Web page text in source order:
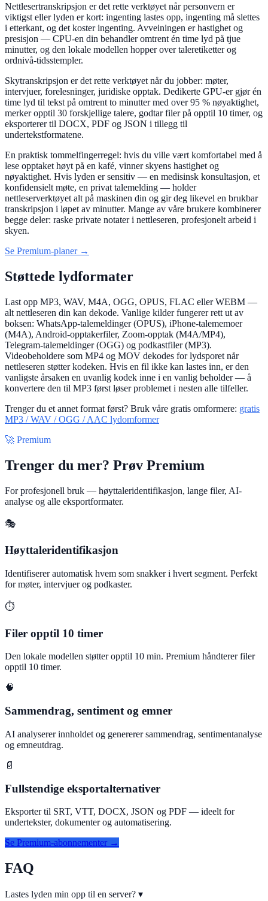
Nettlesertranskripsjon er det rette verktøyet når personvern er
viktigst eller lyden er kort: ingenting lastes opp, ingenting må slettes
i etterkant, og det koster ingenting. Avveiningen er hastighet og
presisjon — CPU-en din behandler omtrent én time lyd på tjue
minutter, og den lokale modellen hopper over taleretiketter og
ordnivå-tidsstempler.
Skytranskripsjon er det rette verktøyet når du jobber: møter,
intervjuer, forelesninger, juridiske opptak. Dedikerte GPU-er gjør én
time lyd til tekst på omtrent to minutter med over 95 % nøyaktighet,
merker opptil 30 forskjellige talere, godtar filer på opptil 10 timer, og
eksporterer til DOCX, PDF og JSON i tillegg til
undertekstformatene.
En praktisk tommelfingerregel: hvis du ville vært komfortabel med å
lese opptaket høyt på en kafé, vinner skyens hastighet og
nøyaktighet. Hvis lyden er sensitiv — en medisinsk konsultasjon, et
konfidensielt møte, en privat talemelding — holder
nettleserverktøyet alt på maskinen din og gir deg likevel en brukbar
transkripsjon i løpet av minutter. Mange av våre brukere kombinerer
begge deler: raske private notater i nettleseren, profesjonelt arbeid i
skyen.
Se Premium-planer →
Støttede lydformater
Last opp MP3, WAV, M4A, OGG, OPUS, FLAC eller WEBM —
alt nettleseren din kan dekode. Vanlige kilder fungerer rett ut av
boksen: WhatsApp-talemeldinger (OPUS), iPhone-talememoer
(M4A), Android-opptakerfiler, Zoom-opptak (M4A/MP4),
Telegram-talemeldinger (OGG) og podkastfiler (MP3).
Videobeholdere som MP4 og MOV dekodes for lydsporet når
nettleseren støtter kodeken. Hvis en fil ikke kan lastes inn, er den
vanligste årsaken en uvanlig kodek inne i en vanlig beholder — å
konvertere den til MP3 først løser problemet i nesten alle tilfeller.
Trenger du et annet format først? Bruk våre gratis omformere: gratis
MP3 / WAV / OGG / AAC lydomformer
🚀 Premium
Trenger du mer? Prøv Premium
For profesjonell bruk — høyttaleridentifikasjon, lange filer, AI-
analyse og alle eksportformater.
🎭
Høyttaleridentifikasjon
Identifiserer automatisk hvem som snakker i hvert segment. Perfekt
for møter, intervjuer og podkaster.
⏱️
Filer opptil 10 timer
Den lokale modellen støtter opptil 10 min. Premium håndterer filer
opptil 10 timer.
🧠
Sammendrag, sentiment og emner
AI analyserer innholdet og genererer sammendrag, sentimentanalyse
og emneutdrag.
📄
Fullstendige eksportalternativer
Eksporter til SRT, VTT, DOCX, JSON og PDF — ideelt for
undertekster, dokumenter og automatisering.
Se Premium-abonnementer →
FAQ
Lastes lyden min opp til en server? ▾